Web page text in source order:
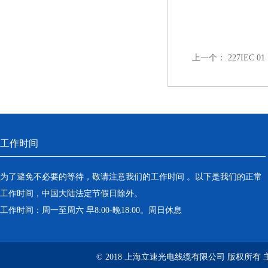
上一个： 227IEC
工作时间
为了避免不必要的等待，敬请注意我们的工作时间 。以下是我们的正常
工作时间，中国大陆法定节假日除外。
工作时间：周一至周六 早8:00-晚18:00。周日休息
© 2018 上海立速光电线缆有限公司 版权所有